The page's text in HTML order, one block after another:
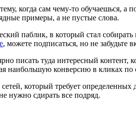
когда сам чему-то обучаешься,
примеры, а не пустые слова.
паблик, в который стал
, можете подписаться, но не забудьте
писать туда интересный
наибольшую конверсию в кликах по
который требует
нужно сдирать все подряд.